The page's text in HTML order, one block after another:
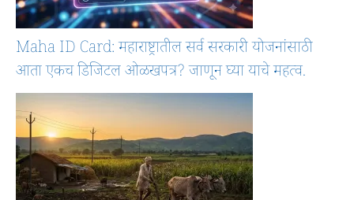
Maha ID Card: महाराष्ट्रातील सर्व सरकारी योजनांसाठी
आता एकच डिजिटल ओळखपत्र? जाणून घ्या याचे महत्व.